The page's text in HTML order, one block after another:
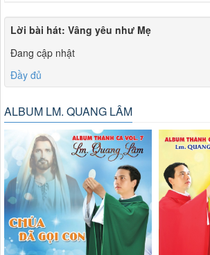
9 Con dâng lên Mẹ-Lm. Quang Lâm
10 Hái hoa dâng Mẹ
11 Ave Maria con chào Mẹ-Lm. Quang Lâm
12 Nguyện cầu cho Xứ Đạo
Lời bài hát: Vâng yêu như Mẹ
Đang cập nhật
Đầy đủ
ALBUM LM. QUANG LÂM